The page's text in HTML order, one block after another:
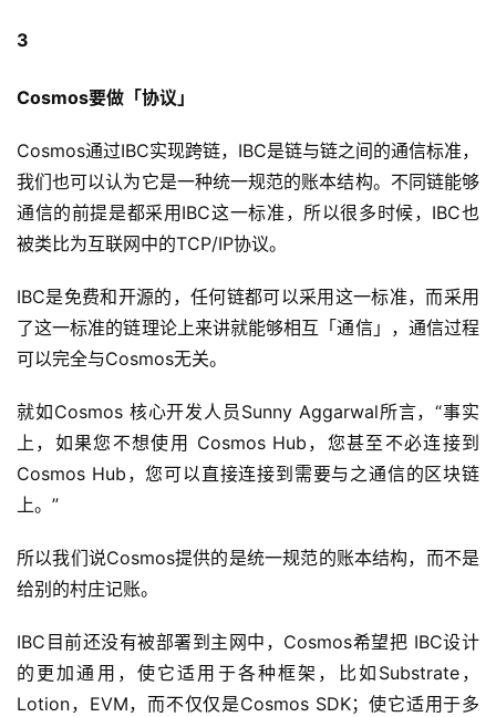
3
Cosmos要做「协议」
Cosmos通过IBC实现跨链，IBC是链与链之间的通信标准，
我们也可以认为它是一种统一规范的账本结构。不同链能够
通信的前提是都采用IBC这一标准，所以很多时候，IBC也
被类比为互联网中的TCP/IP协议。
IBC是免费和开源的，任何链都可以采用这一标准，而采用
了这一标准的链理论上来讲就能够相互「通信」，通信过程
可以完全与Cosmos无关。
就如Cosmos 核心开发人员Sunny Aggarwal所言，“事实
上，如果您不想使用 Cosmos Hub，您甚至不必连接到
Cosmos Hub，您可以直接连接到需要与之通信的区块链
上。”
所以我们说Cosmos提供的是统一规范的账本结构，而不是
给别的村庄记账。
IBC目前还没有被部署到主网中，Cosmos希望把 IBC设计
的更加通用，使它适用于各种框架，比如Substrate，
Lotion，EVM，而不仅仅是Cosmos SDK；使它适用于多